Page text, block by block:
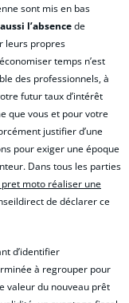
sont mis en bas
l’absencede
leurs propres
temps n’est
des professionnels, à
futur taux d’intérêt
que vous et pour votre
justifier d’une
pour exiger une époque
Dans tous les parties
pret moto réaliser une
de déclarer ce
d’identifier
à regrouper pour
valeur du nouveau prêt